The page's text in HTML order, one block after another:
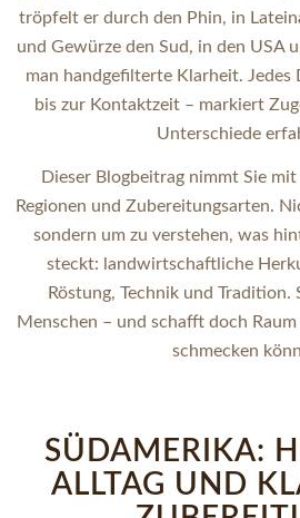
tröpfelt er durch den Phin, in
und Gewürze den Sud, in den USA
man handgefilterte Klarheit. Jedes
bis zur Kontaktzeit – markiert
Unterschiede
Dieser Blogbeitrag nimmt Sie
Regionen und Zubereitungsarten.
sondern um zu verstehen, was
steckt: landwirtschaftliche
Röstung, Technik und Tradition.
Menschen – und schafft doch
schmecken
SÜDAMERIKA:
ALLTAG UND